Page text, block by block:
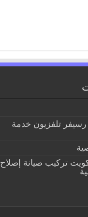
تلفزيون خدمة
تركيب صيانة إصلاح